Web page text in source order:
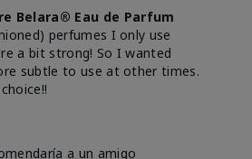
Belara® Eau de Parfum
perfumes I only use
a bit strong! So I wanted
subtle to use at other times.
a un amigo